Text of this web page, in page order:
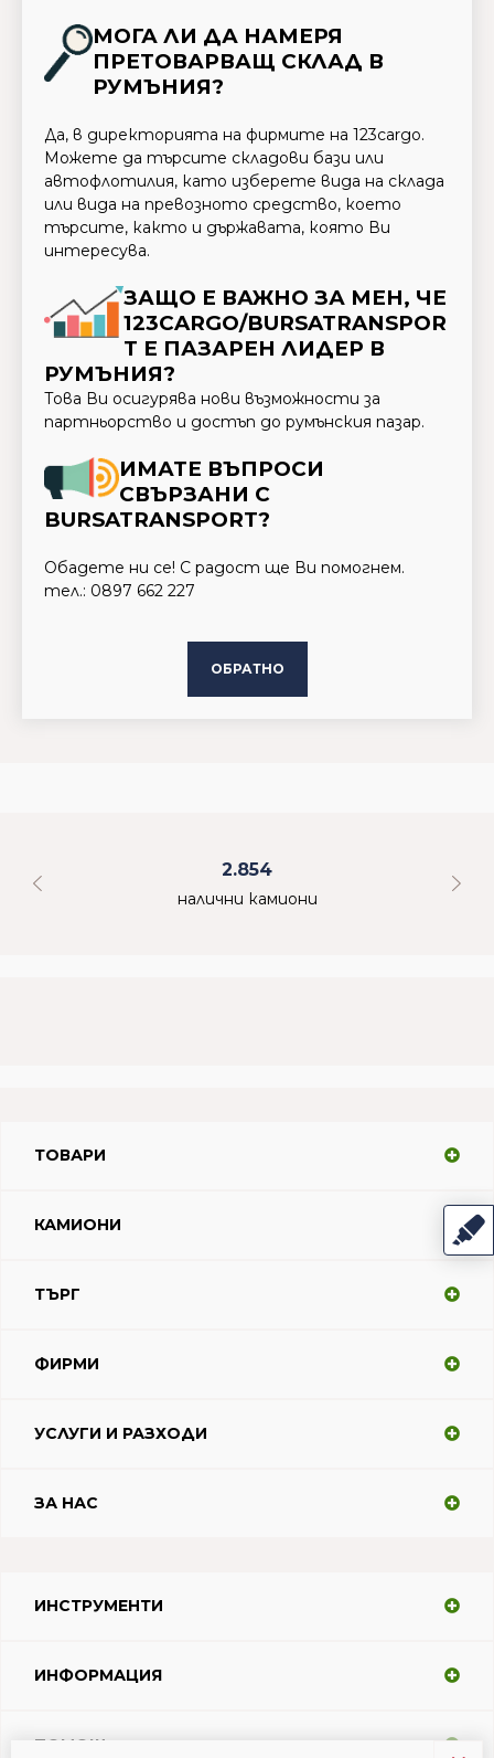
МОГА ЛИ ДА НАМЕРЯ
ПРЕТОВАРВАЩ СКЛАД В
РУМЪНИЯ?
Да, в директорията на фирмите на 123cargo.
Можете да търсите складови бази или
автофлотилия, като изберете вида на склада
или вида на превозното средство, което
търсите, както и държавата, която Ви
интересува.
ЗАЩО Е ВАЖНО ЗА МЕН, ЧЕ
123CARGO/BURSATRANSPOR
T Е ПАЗАРЕН ЛИДЕР В
РУМЪНИЯ?
Това Ви осигурява нови възможности за
партньорство и достъп до румънския пазар.
ИМАТЕ ВЪПРОСИ
СВЪРЗАНИ С
BURSATRANSPORT?
Обадете ни се! С радост ще Ви помогнем.
тел.: 0897 662 227
ОБРАТНО
2.854
налични камиони
ТОВАРИ
КАМИОНИ
ТЪРГ
ФИРМИ
УСЛУГИ И РАЗХОДИ
ЗА НАС
ИНСТРУМЕНТИ
ИНФОРМАЦИЯ
ПОМОЩ